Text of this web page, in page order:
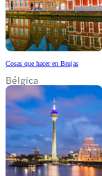
Cosas que hacer en Brujas
Bélgica